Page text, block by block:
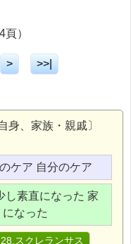
）
> >>|
、家族・親戚〕
ケア 自分のケア
し素直になった 家
なった
28.スクレランサス